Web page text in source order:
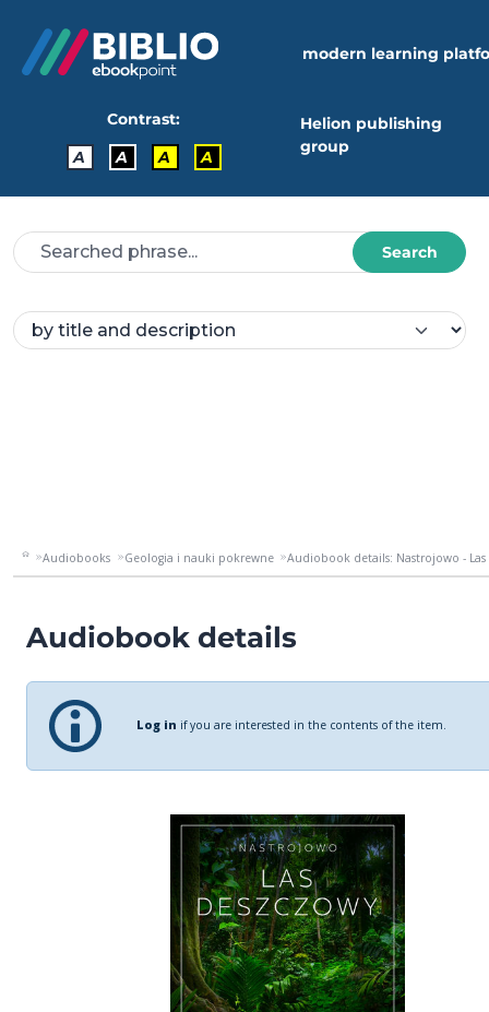
modern learning
Contrast:
A
A A A
Helion publishing
group
Search
Audiobooks Geologia i nauki pokrewne Audiobook details: Nastrojowo - Las
Audiobook details
Log in if you are interested in the contents of the item.